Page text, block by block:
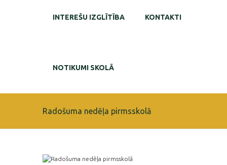
INTEREŠU IZGLĪTĪBA KONTAKTI
NOTIKUMI SKOLĀ
Radošuma nedēļa pirmsskolā